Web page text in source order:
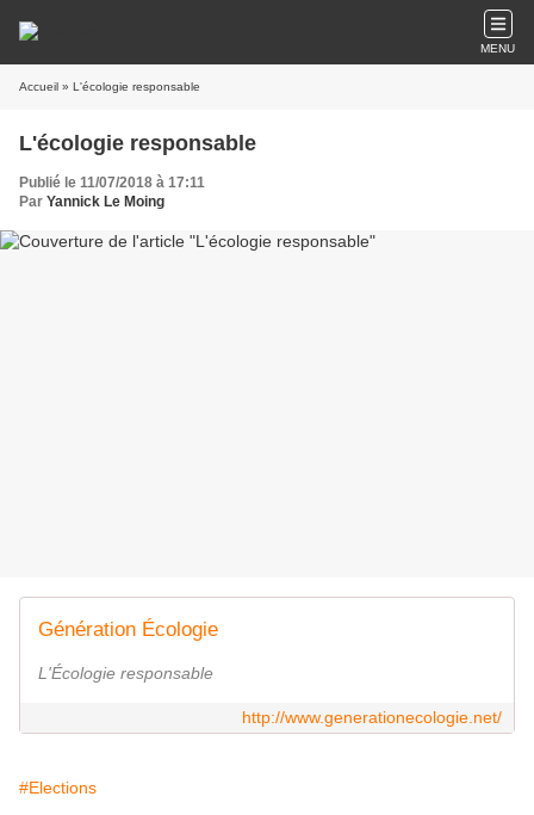
MENU
Accueil » L'écologie responsable
L'écologie responsable
Publié le 11/07/2018 à 17:11
Par Yannick Le Moing
Génération Écologie
L'Écologie responsable
http://www.generationecologie.net/
#Elections